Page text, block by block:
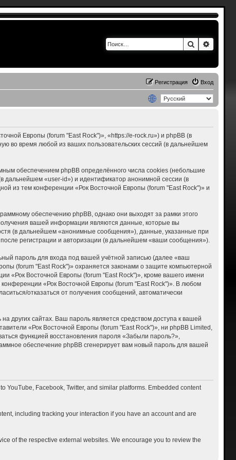
Поиск
Вход
Регистрация
Европы (forum "East Rock")», «https://e-rock.ru») и phpBB (в
во время любой из ваших пользовательских сессий (в дальнейшем
обеспечением phpBB определённого числа cookies (небольшие
дальнейшем «user-id») и идентификатор анонимной сессии (в
из тем конференции «Рок Восточной Европы (forum "East Rock")» и
обеспечению phpBB, однако они выходят за рамки этого
вашей информации являются данные, которые вы
(в дальнейшем «анонимные сообщения»), данные, указанные при
регистрации и авторизации (в дальнейшем «ваши сообщения»).
пароль для входа под вашей учётной записью (далее «ваш
(forum "East Rock")» охраняется законами о защите компьютерной
«Рок Восточной Европы (forum "East Rock")», кроме вашего имени
«Рок Восточной Европы (forum "East Rock")». В любом
отказаться от получения сообщений, автоматически
других сайтах. Ваш пароль является средством доступа к вашей
«Рок Восточной Европы (forum "East Rock")», ни phpBB Limited,
функцией восстановления пароля «Забыли пароль?»,
обеспечение phpBB сгенерирует вам новый пароль для вашей
YouTube, Facebook, Twitter, and similar platforms. Embedded content
including tracking your interaction if you have an account and are
of the respective external websites. We encourage you to review the